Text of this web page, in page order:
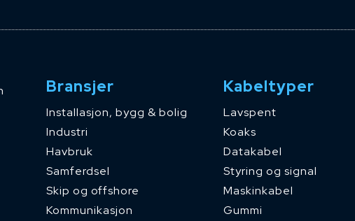
Bransjer
Installasjon, bygg & bolig
Industri
Havbruk
Samferdsel
Skip og offshore
Kommunikasjon
Kabeltyper
Lavspent
Koaks
Datakabel
Styring og signal
Maskinkabel
Gummi